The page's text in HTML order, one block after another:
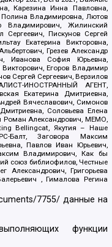
Карезина Инна Павловна,
Владимировна, Лютов
Владимирович, Жилинский
Пискунов Сергей
Екатерина Викторовна,
Грезев Александр
Иванова София Юрьевна,
Егоров Владимир
Сергей Сергеевич, Верзилов
ИНОСТРАННЫЙ АГЕНТ,
Екатерина Дмитриевна,
Вячеславович, Симонов
Соловьева Елена
Роман Александрович, МЕМО,
Bellingcat, Якутия – Наше
Балт, Заговора Максим
Павлов Иван Юрьевич,
Владимирович, Как бы
союз библиофилов, Честные
Александрович, Григорьева
, Гималова Регина
7755/ данные на
функции